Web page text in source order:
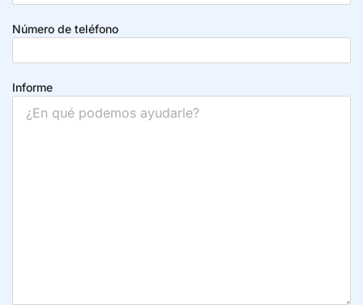
Número de teléfono
Informe